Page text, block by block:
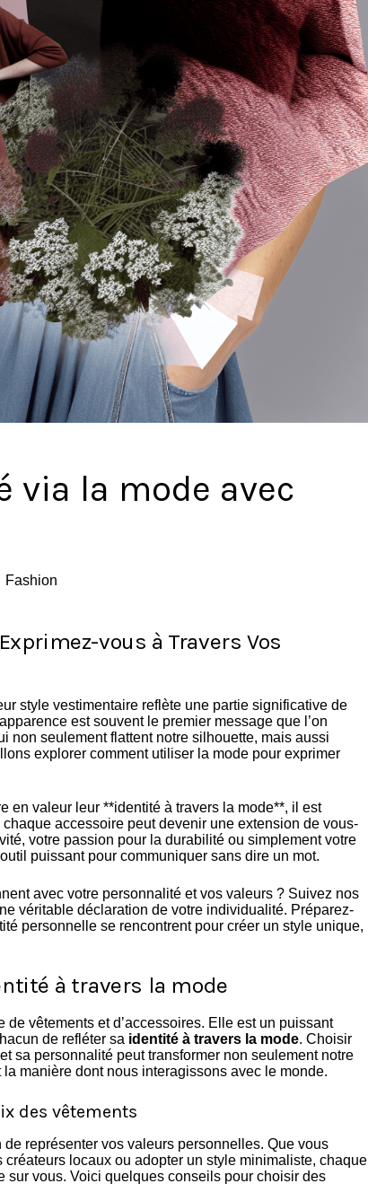
via la mode avec
Fashion
vous à Travers Vos
style vestimentaire reflète une partie significative de
est souvent le premier message que l’on
non seulement flattent notre silhouette, mais aussi
explorer comment utiliser la mode pour exprimer
en valeur leur **identité à travers la mode**, il est
accessoire peut devenir une extension de vous-
votre passion pour la durabilité ou simplement votre
puissant pour communiquer sans dire un mot.
avec votre personnalité et vos valeurs ? Suivez nos
véritable déclaration de votre individualité. Préparez-
personnelle se rencontrent pour créer un style unique,
à travers la mode
vêtements et d’accessoires. Elle est un puissant
de refléter sa identité à travers la mode. Choisir
sa personnalité peut transformer non seulement notre
manière dont nous interagissons avec le monde.
des vêtements
représenter vos valeurs personnelles. Que vous
locaux ou adopter un style minimaliste, chaque
vous. Voici quelques conseils pour choisir des